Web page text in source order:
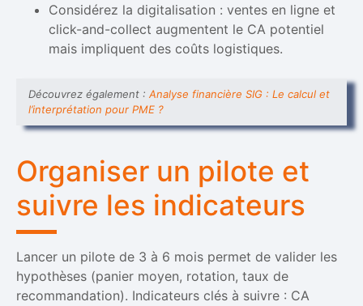
Considérez la digitalisation : ventes en ligne et
click-and-collect augmentent le CA potentiel
mais impliquent des coûts logistiques.
Découvrez également : Analyse financière SIG : Le calcul et
l’interprétation pour PME ?
Organiser un pilote et
suivre les indicateurs
Lancer un pilote de 3 à 6 mois permet de valider les
hypothèses (panier moyen, rotation, taux de
recommandation). Indicateurs clés à suivre : CA